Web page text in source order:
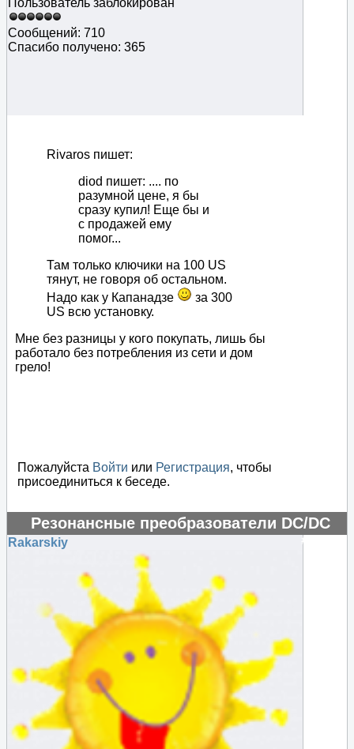
Пользователь заблокирован
Сообщений: 710
Спасибо получено: 365
Rivaros пишет:
diod пишет: .... по
разумной цене, я бы
сразу купил! Еще бы и
с продажей ему
помог...
Там только ключики на 100 US
тянут, не говоря об остальном.
Надо как у Капанадзе
за 300
US всю установку.
Мне без разницы у кого покупать, лишь бы
работало без потребления из сети и дом
грело!
Пожалуйста Войти или Регистрация, чтобы
присоединиться к беседе.
Резонансные преобразователи DC/DC
#48457
Rakarskiy